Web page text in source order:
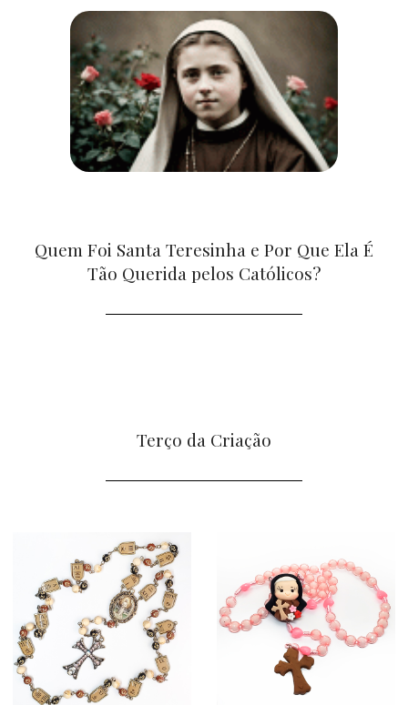
Quem Foi Santa Teresinha e Por Que Ela É
Tão Querida pelos Católicos?
Terço da Criação